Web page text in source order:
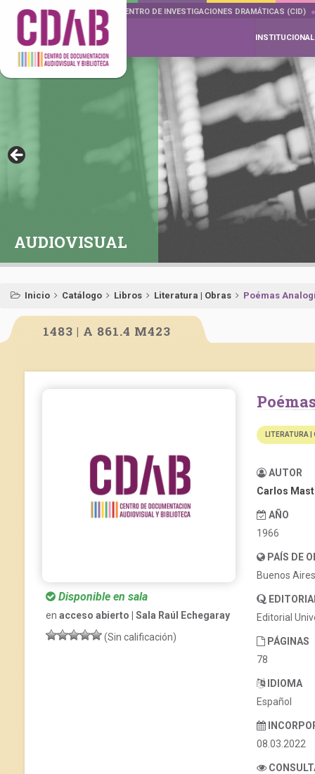
DOCUMENTA DRAMÁTICAS CENTRO DE INVESTIGACIONES DRAMÁTICAS (CID)
INSTITUCIONAL
AUDIOVISUAL
Inicio Catálogo Libros Literatura | Obras Poémas
1483 | A 861.4 M423
Disponible en sala
en acceso abierto | Sala Raúl Echegaray
(Sin calificación)
LITERATURA |
AUTOR
Carlos
AÑO
1966
PAÍS DE
Buenos
Editorial
PÁGINAS
78
IDIOMA
Español
08.03.2022